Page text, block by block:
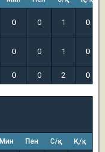
0 0 1 0
0 0 1 0
0 0 2 0
Мин Пен С/қ Қ/қ